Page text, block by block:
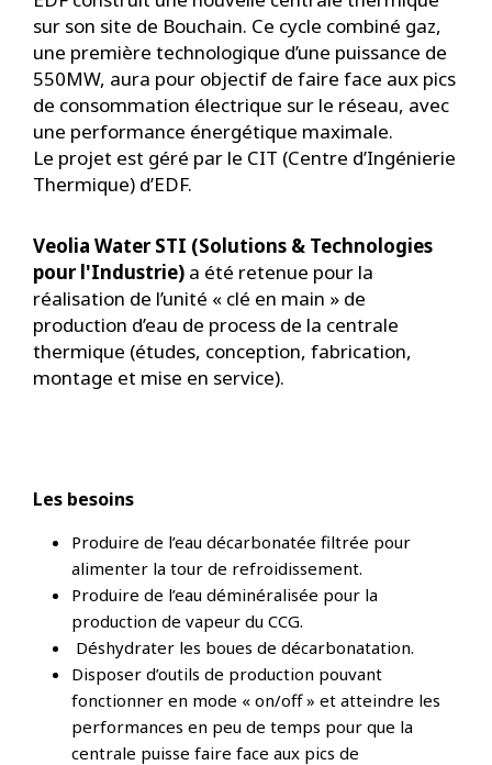
sur son site de Bouchain. Ce cycle combiné gaz,
une première technologique d’une puissance de
550MW, aura pour objectif de faire face aux pics
de consommation électrique sur le réseau, avec
une performance énergétique maximale.
Le projet est géré par le CIT (Centre d’Ingénierie
Thermique) d’EDF.
Veolia Water STI (Solutions & Technologies
pour l'Industrie) a été retenue pour la
réalisation de l’unité « clé en main » de
production d’eau de process de la centrale
thermique (études, conception, fabrication,
montage et mise en service).
Les besoins
Produire de l’eau décarbonatée filtrée pour
alimenter la tour de refroidissement.
Produire de l’eau déminéralisée pour la
production de vapeur du CCG.
Déshydrater les boues de décarbonatation.
Disposer d’outils de production pouvant
fonctionner en mode « on/off » et atteindre les
performances en peu de temps pour que la
centrale puisse faire face aux pics de